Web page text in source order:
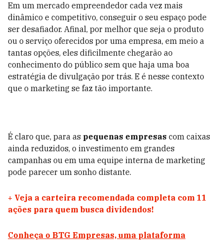
Em um mercado empreendedor cada vez mais
dinâmico e competitivo, conseguir o seu espaço pode
ser desafiador. Afinal, por melhor que seja o produto
ou o serviço oferecidos por uma empresa, em meio a
tantas opções, eles dificilmente chegarão ao
conhecimento do público sem que haja uma boa
estratégia de divulgação por trás. E é nesse contexto
que o marketing se faz tão importante.
É claro que, para as pequenas empresas com caixas
ainda reduzidos, o investimento em grandes
campanhas ou em uma equipe interna de marketing
pode parecer um sonho distante.
+ Veja a carteira recomendada completa com 11
ações para quem busca dividendos!
Conheça o BTG Empresas, uma plataforma